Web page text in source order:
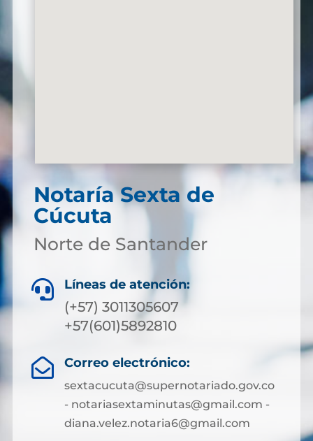
Notaría Sexta de
Cúcuta
Norte de Santander
 Líneas de atención:
(+57) 3011305607
+57(601)5892810
 Correo electrónico:
sextacucuta@supernotariado.gov.co
- notariasextaminutas@gmail.com -
diana.velez.notaria6@gmail.com